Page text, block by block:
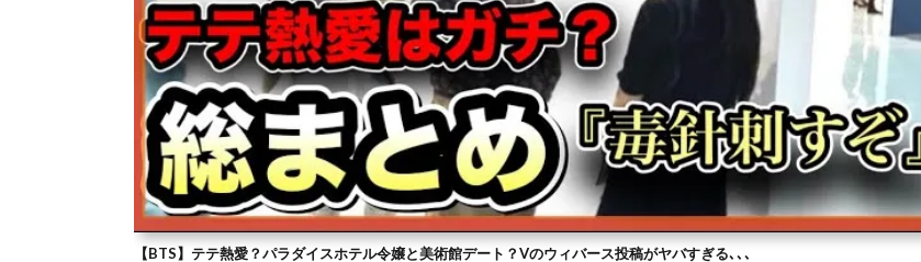
【BTS】テテ熱愛？パラダイスホテル令嬢と美術館デート？Vのウィバース投稿がヤバすぎる､､､